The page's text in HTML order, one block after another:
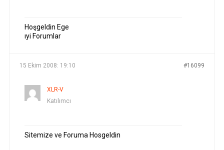
Hoşgeldin Ege
ıyi Forumlar
15 Ekim 2008: 19:10 #16099
XLR-V
Katılımcı
Sitemize ve Foruma Hosgeldin